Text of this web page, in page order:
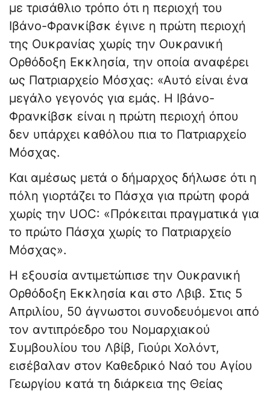
με τρισάθλιο τρόπο ότι η περιοχή του
Ιβάνο-Φρανκίβσκ έγινε η πρώτη περιοχή
της Ουκρανίας χωρίς την Ουκρανική
Ορθόδοξη Εκκλησία, την οποία αναφέρει
ως Πατριαρχείο Μόσχας: «Αυτό είναι ένα
μεγάλο γεγονός για εμάς. Η Ιβάνο-
Φρανκίβσκ είναι η πρώτη περιοχή όπου
δεν υπάρχει καθόλου πια το Πατριαρχείο
Μόσχας.
Και αμέσως μετά ο δήμαρχος δήλωσε ότι η
πόλη γιορτάζει το Πάσχα για πρώτη φορά
χωρίς την UOC: «Πρόκειται πραγματικά για
το πρώτο Πάσχα χωρίς το Πατριαρχείο
Μόσχας».
Η εξουσία αντιμετώπισε την Ουκρανική
Ορθόδοξη Εκκλησία και στο Λβιβ. Στις 5
Απριλίου, 50 άγνωστοι συνοδευόμενοι από
τον αντιπρόεδρο του Νομαρχιακού
Συμβουλίου του Λβίβ, Γιούρι Χολόντ,
εισέβαλαν στον Καθεδρικό Ναό του Αγίου
Γεωργίου κατά τη διάρκεια της Θείας